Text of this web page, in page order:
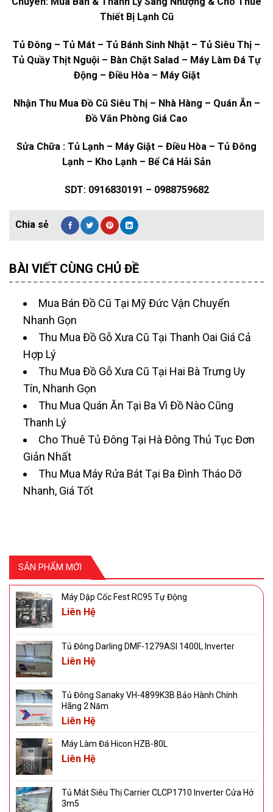
SẢN PHẨM MỚI
Máy Dập Cốc Fest RC95 Tự Động
Liên Hệ
Tủ Đông Darling DMF-1279ASI 1400L Inverter
Liên Hệ
Tủ Đông Sanaky VH-4899K3B Bảo Hành Chính
Hãng 2 Năm
Liên Hệ
Máy Làm Đá Hicon HZB-80L
Liên Hệ
Tủ Mát Siêu Thị Carrier CLCP1710 Inverter Cửa Hở
3m5
Thiết Bị Lạnh Cũ
Tủ Đông – Tủ Mát – Tủ Bánh Sinh Nhật – Tủ Siêu Thị –
Tủ Quầy Thịt Nguội – Bàn Chặt Salad – Máy Làm Đá Tự
Động – Điều Hòa – Máy Giặt
Nhận Thu Mua Đồ Cũ Siêu Thị – Nhà Hàng – Quán Ăn –
Đồ Văn Phòng Giá Cao
Sửa Chữa : Tủ Lạnh – Máy Giặt – Điều Hòa – Tủ Đông
Lạnh – Kho Lạnh – Bể Cá Hải Sản
SDT: 0916830191 – 0988759682
BÀI VIẾT CÙNG CHỦ ĐỀ
Mua Bán Đồ Cũ Tại Mỹ Đức Vận Chuyển
Nhanh Gọn
Thu Mua Đồ Gỗ Xưa Cũ Tại Thanh Oai Giá Cả
Hợp Lý
Thu Mua Đồ Gỗ Xưa Cũ Tại Hai Bà Trưng Uy
Tín, Nhanh Gọn
Thu Mua Quán Ăn Tại Ba Vì Đồ Nào Cũng
Thanh Lý
Cho Thuê Tủ Đông Tại Hà Đông Thủ Tục Đơn
Giản Nhất
Thu Mua Máy Rửa Bát Tại Ba Đình Tháo Dỡ
Nhanh, Giá Tốt